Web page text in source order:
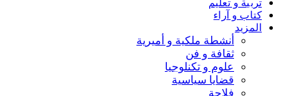
كتاب و آراء
المزيد
أنشطة ملكية و أميرية
ثقافة و فن
علوم و تكنلوجيا
قضايا سياسية
فلاحة